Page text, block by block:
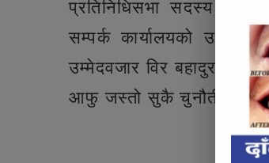
प्रतिनिधिसभा सदस्य
सम्पर्क कार्यालयको
उम्मेदवजार विर बहादुर
आफु जस्तो सुकै चुनौतीको